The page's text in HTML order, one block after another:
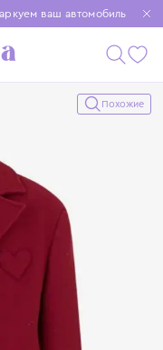
ваш автомобиль
от 15 000 ₽
были еще удобнее
Похожие